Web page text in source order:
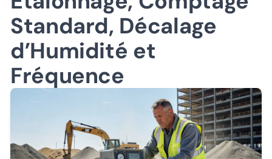
Standard, Décalage
d’Humidité et
Fréquence